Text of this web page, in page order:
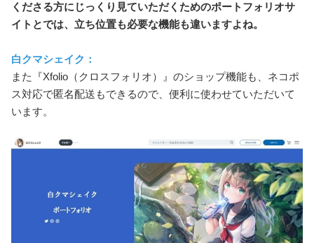
くださる方にじっくり見ていただくためのポートフォリオサ
イトとでは、立ち位置も必要な機能も違いますよね。
白クマシェイク：
また『Xfolio（クロスフォリオ）』のショップ機能も、ネコポ
ス対応で匿名配送もできるので、便利に使わせていただいて
います。